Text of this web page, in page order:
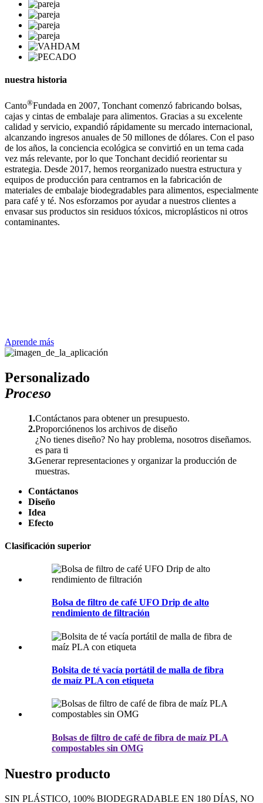
nuestra historia
Canto®Fundada en 2007, Tonchant comenzó fabricando bolsas,
cajas y cintas de embalaje para alimentos. Gracias a su excelente
calidad y servicio, expandió rápidamente su mercado internacional,
alcanzando ingresos anuales de 50 millones de dólares. Con el paso
de los años, la conciencia ecológica se convirtió en un tema cada
vez más relevante, por lo que Tonchant decidió reorientar su
estrategia. Desde 2017, hemos reorganizado nuestra estructura y
equipos de producción para centrarnos en la fabricación de
materiales de embalaje biodegradables para alimentos, especialmente
para café y té. Nos esforzamos por ayudar a nuestros clientes a
envasar sus productos sin residuos tóxicos, microplásticos ni otros
contaminantes.
Aprende más
Personalizado
Proceso
1.Contáctanos para obtener un presupuesto.
2.Proporciónenos los archivos de diseño
¿No tienes diseño? No hay problema, nosotros diseñamos.
es para ti
3.Generar representaciones y organizar la producción de
muestras.
Contáctanos
Diseño
Idea
Efecto
Clasificación superior
Bolsa de filtro de café UFO Drip de alto
rendimiento de filtración
Bolsita de té vacía portátil de malla de fibra
de maíz PLA con etiqueta
Bolsas de filtro de café de fibra de maíz PLA
compostables sin OMG
Nuestro producto
SIN PLÁSTICO, 100% BIODEGRADABLE EN 180 DÍAS, NO